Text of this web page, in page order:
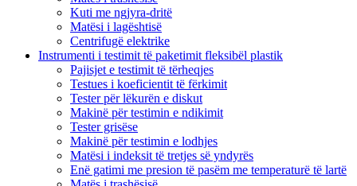
Kuti me ngjyra-dritë
Matësi i lagështisë
Centrifugë elektrike
Instrumenti i testimit të paketimit fleksibël plastik
Pajisjet e testimit të tërheqjes
Testues i koeficientit të fërkimit
Tester për lëkurën e diskut
Makinë për testimin e ndikimit
Tester grisëse
Makinë për testimin e lodhjes
Matësi i indeksit të tretjes së yndyrës
Enë gatimi me presion të pasëm me temperaturë të lartë